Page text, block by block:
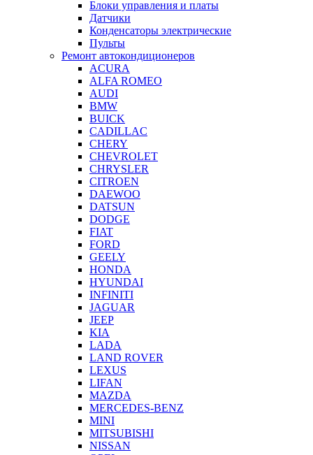
Блоки управления и платы
Датчики
Конденсаторы электрические
Пульты
Ремонт автокондиционеров
ACURA
ALFA ROMEO
AUDI
BMW
BUICK
CADILLAC
CHERY
CHEVROLET
CHRYSLER
CITROEN
DAEWOO
DATSUN
DODGE
FIAT
FORD
GEELY
HONDA
HYUNDAI
INFINITI
JAGUAR
JEEP
KIA
LADA
LAND ROVER
LEXUS
LIFAN
MAZDA
MERCEDES-BENZ
MINI
MITSUBISHI
NISSAN